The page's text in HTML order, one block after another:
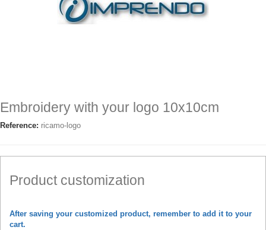
Embroidery with your logo 10x10cm
Reference: ricamo-logo
Product customization
After saving your customized product, remember to add it to your
cart.